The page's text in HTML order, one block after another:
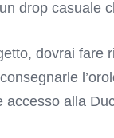
drop casuale
dovrai fare
alla